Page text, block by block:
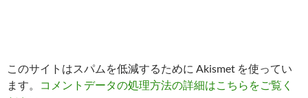
このサイトはスパムを低減するために Akismet を使ってい
ます。
コメントデータの処理方法の詳細はこちらをご覧く